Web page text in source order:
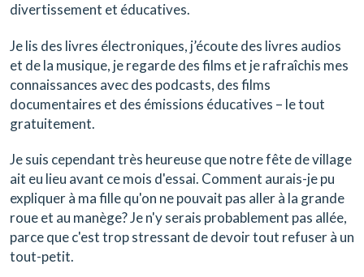
divertissement et éducatives.
Je lis des livres électroniques, j’écoute des livres audios
et de la musique, je regarde des films et je rafraîchis mes
connaissances avec des podcasts, des films
documentaires et des émissions éducatives – le tout
gratuitement.
Je suis cependant très heureuse que notre fête de village
ait eu lieu avant ce mois d'essai. Comment aurais-je pu
expliquer à ma fille qu'on ne pouvait pas aller à la grande
roue et au manège? Je n'y serais probablement pas allée,
parce que c'est trop stressant de devoir tout refuser à un
tout-petit.